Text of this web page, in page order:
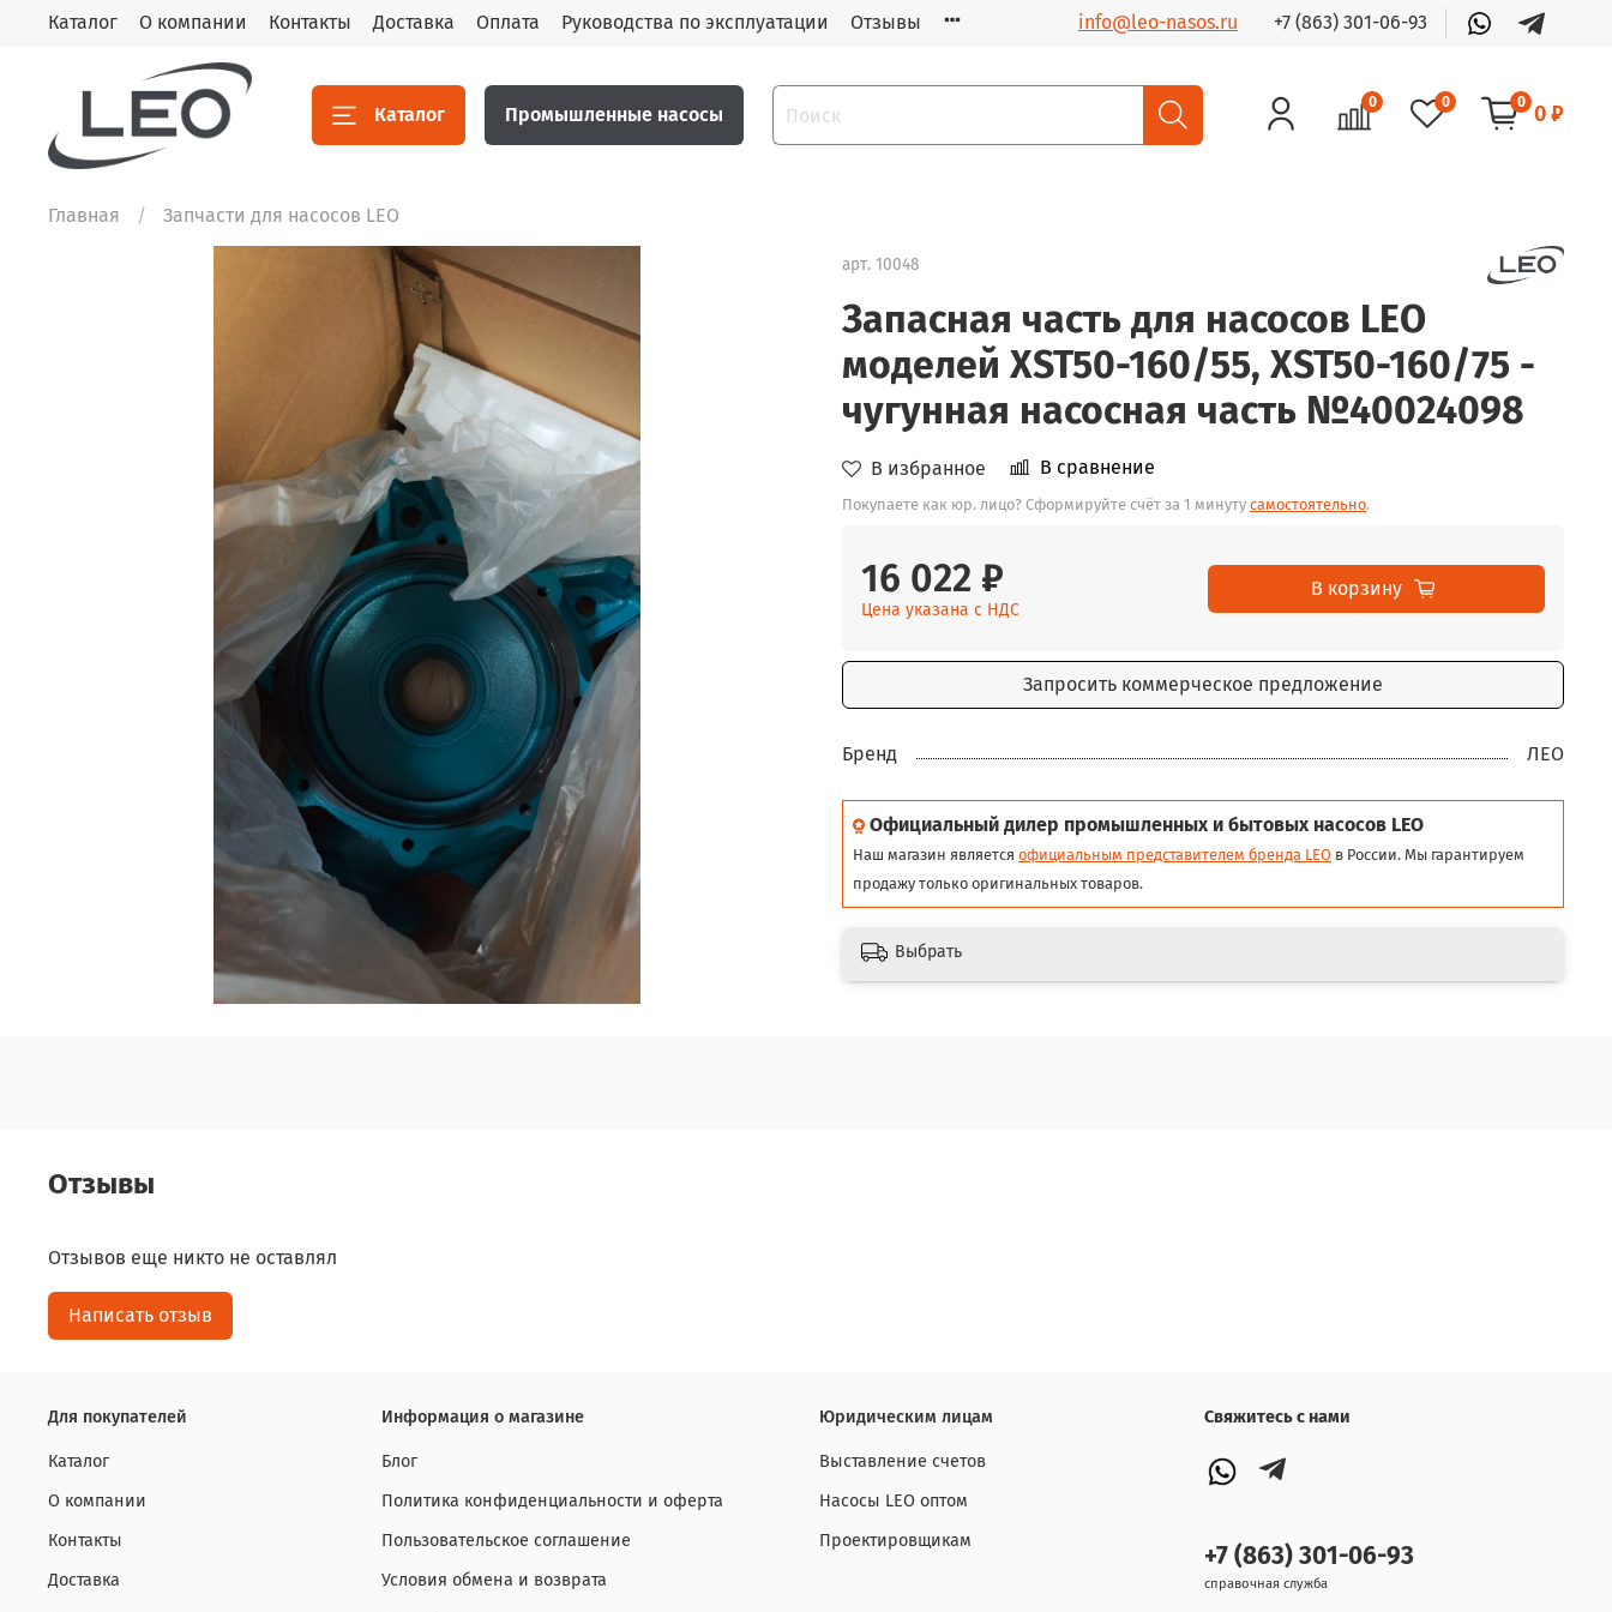
Каталог О компании Контакты Доставка Оплата Руководства по эксплуатации Отзывы info@leo-nasos.ru +7 (863) 301-06-93
Каталог Промышленные насосы
0 0 0 0 ₽
Главная Запчасти для насосов LEO
арт. 10048
Запасная часть для насосов LEO
моделей XST50-160/55, XST50-160/75 -
чугунная насосная часть №40024098
В избранное В сравнение
Покупаете как юр. лицо? Сформируйте счёт за 1 минуту самостоятельно.
16 022 ₽
Цена указана с НДС
В корзину
Запросить коммерческое предложение
Бренд ЛЕО
Официальный дилер промышленных и бытовых насосов LEO
Наш магазин является официальным представителем бренда LEO в России. Мы гарантируем
продажу только оригинальных товаров.
Выбрать
Отзывы
Отзывов еще никто не оставлял
Написать отзыв
Для покупателей
Каталог
О компании
Контакты
Доставка
Информация о магазине
Блог
Политика конфиденциальности и оферта
Пользовательское соглашение
Условия обмена и возврата
Юридическим лицам
Выставление счетов
Насосы LEO оптом
Проектировщикам
Свяжитесь с нами
+7 (863) 301-06-93
справочная служба